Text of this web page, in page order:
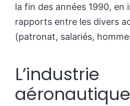
la fin des années 1990, en
rapports entre les divers
(patronat, salariés,
L’industrie